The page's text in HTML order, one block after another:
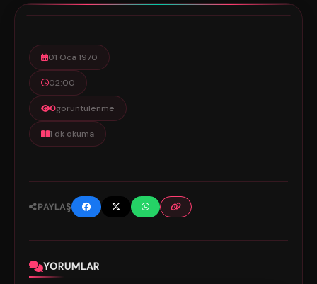
01 Oca 1970
02:00
0görüntülenme
1 dk okuma
PAYLAŞ
YORUMLAR